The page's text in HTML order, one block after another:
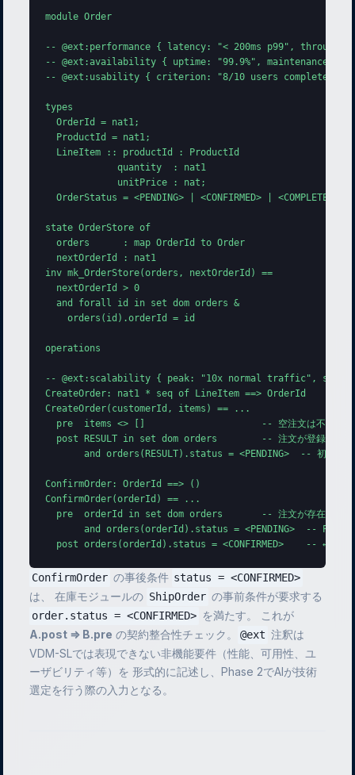
module Order
-- @ext:performance { latency: "< 200ms p99",
-- @ext:availability { uptime: "99.9%",
-- @ext:usability { criterion: "8/10 users complete
types
  OrderId = nat1;
  ProductId = nat1;
  LineItem :: productId : ProductId
             quantity  : nat1
             unitPrice : nat;
OrderStatus = <PENDING> | <CONFIRMED> | <COMPLETED> |
state OrderStore of
  orders      : map OrderId to Order
  nextOrderId : nat1
inv mk_OrderStore(orders, nextOrderId) ==
  nextOrderId > 0
  and forall id in set dom orders &
    orders(id).orderId = id
operations
-- @ext:scalability { peak: "10x normal traffic",
CreateOrder: nat1 * seq of LineItem ==> OrderId
CreateOrder(customerId, items) == ...
  pre  items <> []                     -- 空注文は不可
  post RESULT in set dom orders        -- 注文が登録される
and orders(RESULT).status = <PENDING>  -- 初期状
ConfirmOrder: OrderId ==> ()
ConfirmOrder(orderId) == ...
  pre  orderId in set dom orders       -- 注文が存在する
and orders(orderId).status = <PENDING>  --
post orders(orderId).status = <CONFIRMED>    -- ← 在庫
ConfirmOrder の事後条件 status = <CONFIRMED>
は、 在庫モジュールの ShipOrder の事前条件が要求する
order.status = <CONFIRMED> を満たす。 これが
A.post ⇒ B.pre の契約整合性チェック。 @ext 注釈は
VDM-SLでは表現できない非機能要件（性能、可用性、ユ
ーザビリティ等）を 形式的に記述し、Phase 2でAIが技術
選定を行う際の入力となる。